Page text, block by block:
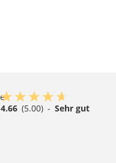
4.66 (5.00) - Sehr gut